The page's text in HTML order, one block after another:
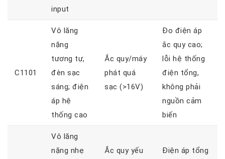
input
C1101
Vô lăng
nặng
tương tự,
đèn sạc
sáng; điện
áp hệ
thống cao
Ắc quy/máy
phát quá
sạc (>16V)
Đo điện áp
ắc quy cao;
lỗi hệ thống
điện tổng,
không phải
nguồn cảm
biến
Vô lăng
nặng nhẹ
Ắc quy yếu
Điện áp tổng